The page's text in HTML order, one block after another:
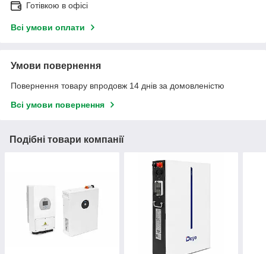
Готівкою в офісі
Всі умови оплати
Умови повернення
Повернення товару впродовж 14 днів за домовленістю
Всі умови повернення
Подібні товари компанії